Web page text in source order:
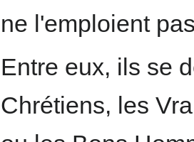
ne l'emploient
Entre eux, ils se
Chrétiens, les